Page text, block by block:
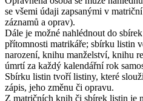
se všemi údaji zapsanými v
záznamů a oprav).
Dále je možné nahlédnout do
přítomnosti matrikáře; sbírku listin
narození, knihu manželství, knihu
úmrtí za každý kalendářní rok
Sbírku listin tvoří listiny, které
zápis, jeho změnu či opravu.
Z matričních knih či sbírek listin je